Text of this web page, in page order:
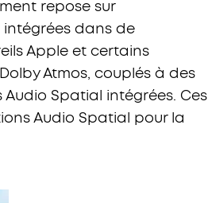
repose sur
dans de
Apple et certains
Atmos, couplés à des
Spatial intégrées. Ces
Audio Spatial pour la